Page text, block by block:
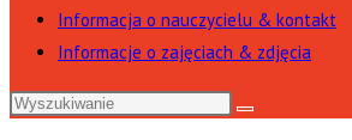
Informacja o nauczycielu & kontakt
Informacje o zajęciach & zdjęcia